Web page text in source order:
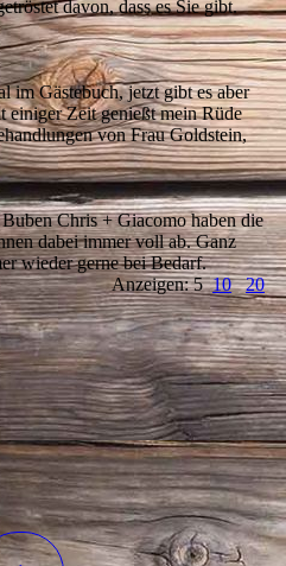
davon, dass es Sie gibt.
im Gästebuch, jetzt gibt es aber
einiger Zeit genießt mein Rüde
von Frau Goldstein,
Chris + Giacomo haben die
dabei immer voll ab. Ganz
wieder gerne bei Bedarf.
Anzeigen: 510 20